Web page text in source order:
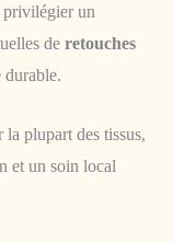
privilégier un
de retouches
durable.
la plupart des tissus,
et un soin local